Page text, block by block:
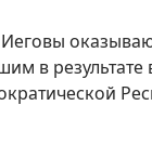
Иеговы
в